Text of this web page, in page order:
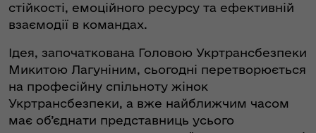
стійкості, емоційного ресурсу та ефективній
взаємодії в командах.
Ідея, започаткована Головою Укртрансбезпеки
Микитою Лагуніним, сьогодні перетворюється
на професійну спільноту жінок
Укртрансбезпеки, а вже найближчим часом
має об’єднати представниць усього